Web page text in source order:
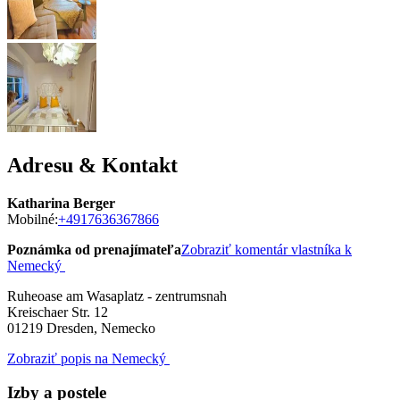
Adresu & Kontakt
Katharina Berger
Mobilné:+4917636367866
Poznámka od prenajímateľaZobraziť komentár vlastníka k
Nemecký
Ruheoase am Wasaplatz - zentrumsnah
Kreischaer Str. 12
01219 Dresden, Nemecko
Zobraziť popis na Nemecký
Izby a postele